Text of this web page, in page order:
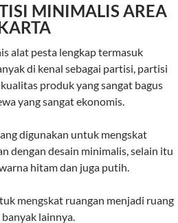
MINIMALIS AREA
alat pesta lengkap termasuk
di kenal sebagai partisi, partisi
produk yang sangat bagus
yang sangat ekonomis.
digunakan untuk mengskat
dengan desain minimalis, selain itu
hitam dan juga putih.
mengskat ruangan menjadi ruang
lainnya.